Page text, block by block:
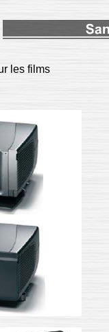
les films